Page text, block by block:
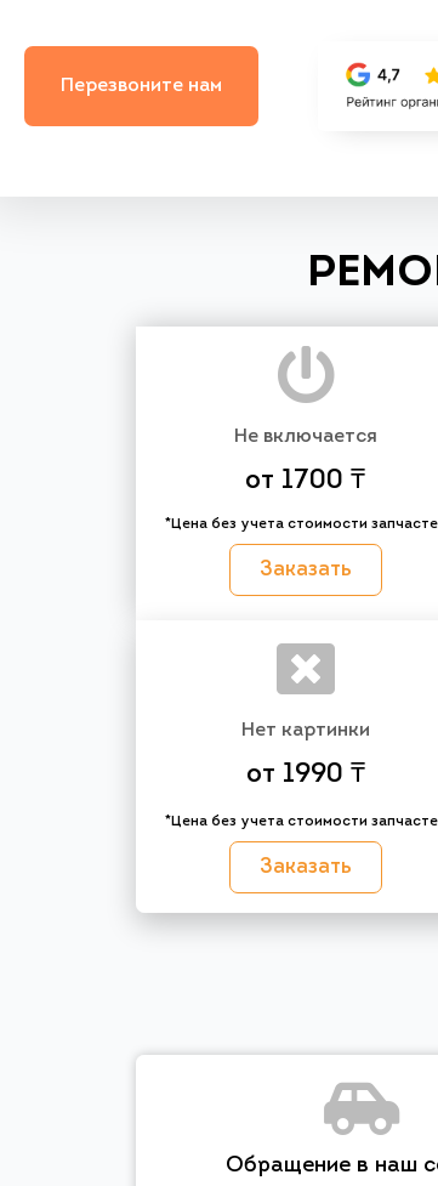
Перезвоните нам
Не включается
от 1700 ₸
*Цена без учета стоимости
Заказать
Нет картинки
от 1990 ₸
*Цена без учета стоимости
Заказать
Обращение в наш